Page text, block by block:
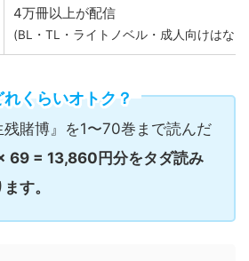
4万冊以上が配信
(BL・TL・ライトノベル・成人向けはな
くらいオトク？
賭博』を1〜70巻まで読んだ
69 = 13,860円分をタダ読み
す。